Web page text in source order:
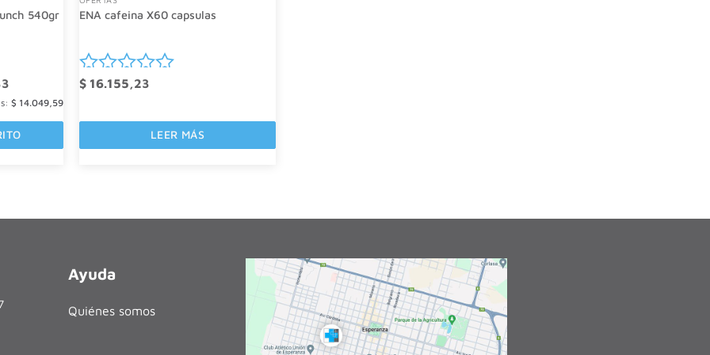
540gr
actual
$ 15.751,33.
$ 14.049,59
ENA cafeina X60 capsulas
Valorado
0
de
$16.155,23
LEER MÁS
Ayuda
Quiénes somos